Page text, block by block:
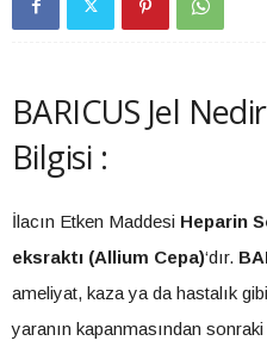
BARICUS Jel
Bilgisi :
İlacın Etken Maddesi Heparin
eksraktı (Allium Cepa)‘dır.
ameliyat, kaza ya da hastalık
yaranın kapanmasından